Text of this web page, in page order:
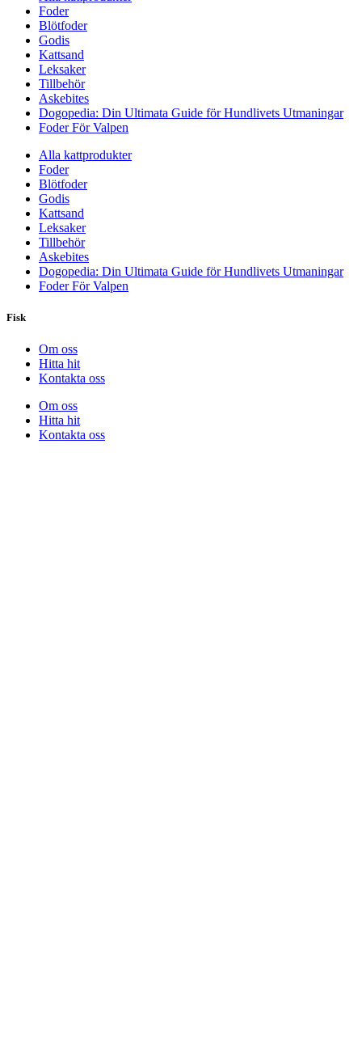
Foder
Blötfoder
Godis
Kattsand
Leksaker
Tillbehör
Askebites
Dogopedia: Din Ultimata Guide för Hundlivets Utmaningar
Foder För Valpen
Alla kattprodukter
Foder
Blötfoder
Godis
Kattsand
Leksaker
Tillbehör
Askebites
Dogopedia: Din Ultimata Guide för Hundlivets Utmaningar
Foder För Valpen
Fisk
Om oss
Hitta hit
Kontakta oss
Om oss
Hitta hit
Kontakta oss